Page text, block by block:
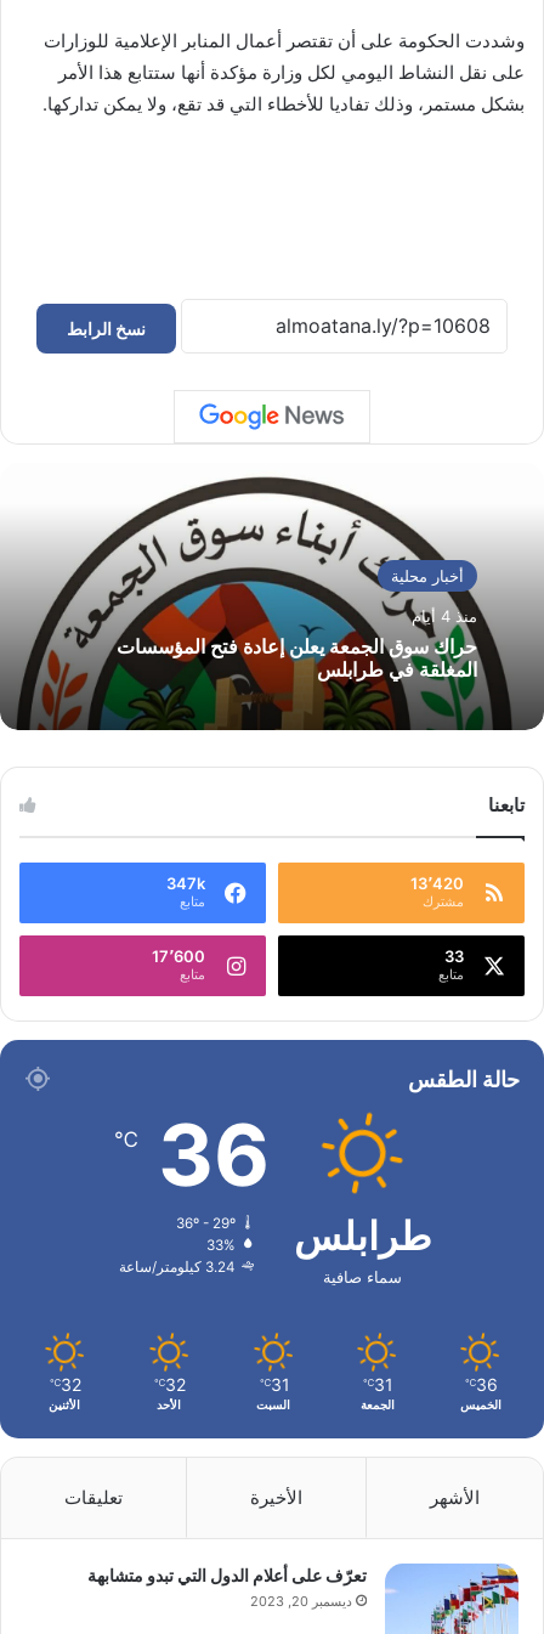
وشددت الحكومة على أن تقتصر أعمال المنابر الإعلامية للوزارات
على نقل النشاط اليومي لكل وزارة مؤكدة أنها ستتابع هذا الأمر
بشكل مستمر، وذلك تفاديا للأخطاء التي قد تقع، ولا يمكن تداركها.
نسخ الرابط
أخبار محلية
منذ 4 أيام
حراك سوق الجمعة يعلن إعادة فتح المؤسسات
المغلقة في طرابلس
تابعنا
13٬420
مشترك
347k
متابع
33
متابع
17٬600
متابع
حالة الطقس
طرابلس
سماء صافية
36
℃
36º - 29º
33%
3.24 كيلومتر/ساعة
36
℃
الخميس
31
℃
الجمعة
31
℃
السبت
32
℃
الأحد
32
℃
الأثنين
الأشهر الأخيرة تعليقات
تعرّف على أعلام الدول التي تبدو متشابهة
ديسمبر 20, 2023